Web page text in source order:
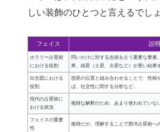
しい装飾のひとつと言えるでしょ
フェイス 説明
ホラリー占星術
における役割
問いかけに対する吉凶を占う重要な要素
果、凶星（土星、火星など）が悪い結果
出生図における
役割
惑星の位置と組み合わせることで、性格
ば、社交性に関する分析など。
現代の占星術に
おける状況
複雑な解釈のため、あまり使われていな
フェイスの重要
性
複雑だが、理解することで西洋占星術へ